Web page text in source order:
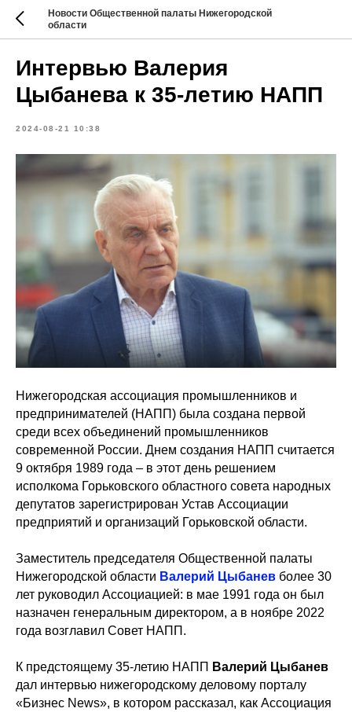
Новости Общественной палаты Нижегородской
области
Интервью Валерия
Цыбанева к 35-летию НАПП
2024-08-21 10:38
Нижегородская ассоциация промышленников и
предпринимателей (НАПП) была создана первой
среди всех объединений промышленников
современной России. Днем создания НАПП считается
9 октября 1989 года – в этот день решением
исполкома Горьковского областного совета народных
депутатов зарегистрирован Устав Ассоциации
предприятий и организаций Горьковской области.
Заместитель председателя Общественной палаты
Нижегородской области Валерий Цыбанев более 30
лет руководил Ассоциацией: в мае 1991 года он был
назначен генеральным директором, а в ноябре 2022
года возглавил Совет НАПП.
К предстоящему 35-летию НАПП Валерий Цыбанев
дал интервью нижегородскому деловому порталу
«Бизнес News», в котором рассказал, как Ассоциация